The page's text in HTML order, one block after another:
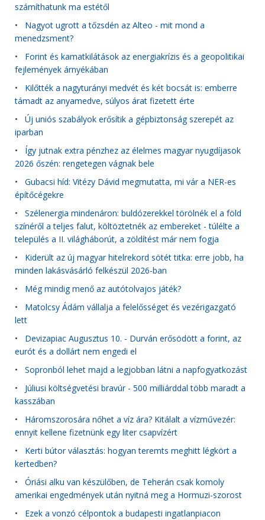
számíthatunk ma estétől
• Nagyot ugrott a tőzsdén az Alteo - mit mond a
menedzsment?
• Forint és kamatkilátások az energiakrízis és a geopolitikai
fejlemények árnyékában
• Kilőtték a nagyturányi medvét és két bocsát is: emberre
támadt az anyamedve, súlyos árat fizetett érte
• Új uniós szabályok erősítik a gépbiztonság szerepét az
iparban
• Így jutnak extra pénzhez az élelmes magyar nyugdíjasok
2026 őszén: rengetegen vágnak bele
• Gubacsi híd: Vitézy Dávid megmutatta, mi vár a NER-es
építőcégekre
• Szélenergia mindenáron: buldózerekkel törölnék el a föld
színéről a teljes falut, költöztetnék az embereket - túlélte a
település a II. világháborút, a zöldítést már nem fogja
• Kiderült az új magyar hitelrekord sötét titka: erre jobb, ha
minden lakásvásárló felkészül 2026-ban
• Még mindig menő az autótolvajos játék?
• Matolcsy Ádám vállalja a felelősséget és vezérigazgató
lett
• Devizapiac Augusztus 10. - Durván erősödött a forint, az
eurót és a dollárt nem engedi el
• Sopronból lehet majd a legjobban látni a napfogyatkozást
• Júliusi költségvetési bravúr - 500 milliárddal több maradt a
kasszában
• Háromszorosára nőhet a víz ára? Kitálalt a vízművezér:
ennyit kellene fizetnünk egy liter csapvízért
• Kerti bútor választás: hogyan teremts meghitt légkört a
kertedben?
• Óriási alku van készülőben, de Teherán csak komoly
amerikai engedmények után nyitná meg a Hormuzi-szorost
• Ezek a vonzó célpontok a budapesti ingatlanpiacon